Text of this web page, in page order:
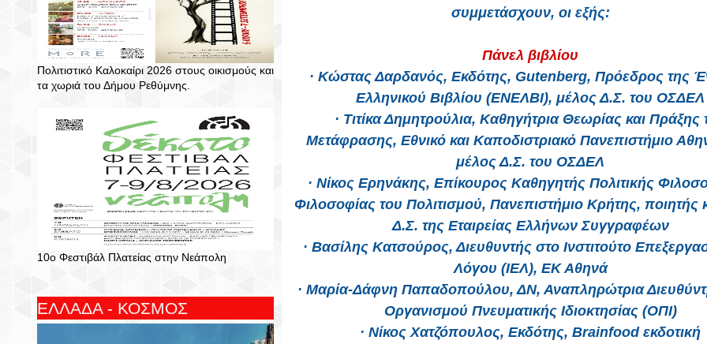
Πολιτιστικό Καλοκαίρι 2026 στους οικισμούς και
τα χωριά του Δήμου Ρεθύμνης.
10ο Φεστιβάλ Πλατείας στην Νεάπολη
ΕΛΛΑΔΑ - ΚΟΣΜΟΣ
συμμετάσχουν, οι εξής:
Πάνελ βιβλίου
· Κώστας Δαρδανός, Εκδότης, Gutenberg, Πρόεδρος της
Ελληνικού Βιβλίου (ΕΝΕΛΒΙ), μέλος Δ.Σ. του ΟΣΔΕΛ
· Τιτίκα Δημητρούλια, Καθηγήτρια Θεωρίας και Πράξης
Μετάφρασης, Εθνικό και Καποδιστριακό Πανεπιστήμιο
μέλος Δ.Σ. του ΟΣΔΕΛ
· Νίκος Ερηνάκης, Επίκουρος Καθηγητής Πολιτικής
Φιλοσοφίας του Πολιτισμού, Πανεπιστήμιο Κρήτης, ποιητής
Δ.Σ. της Εταιρείας Ελλήνων Συγγραφέων
· Βασίλης Κατσούρος, Διευθυντής στο Ινστιτούτο
Λόγου (ΙΕΛ), ΕΚ Αθηνά
· Μαρία-Δάφνη Παπαδοπούλου, ΔΝ, Αναπληρώτρια
Οργανισμού Πνευματικής Ιδιοκτησίας (ΟΠΙ)
· Νίκος Χατζόπουλος, Εκδότης, Brainfood εκδοτική